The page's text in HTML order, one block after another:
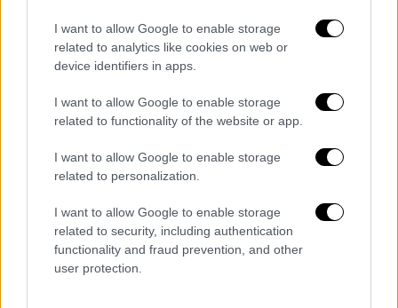
I want to allow Google to enable storage
related to analytics like cookies on web or
device identifiers in apps.
I want to allow Google to enable storage
related to functionality of the website or app.
I want to allow Google to enable storage
related to personalization.
I want to allow Google to enable storage
related to security, including authentication
functionality and fraud prevention, and other
user protection.